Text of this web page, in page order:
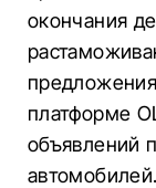
окончания
платформе
объявлений